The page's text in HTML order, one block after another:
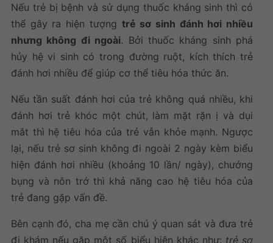
Nếu trẻ bị bệnh và sử dụng thuốc kháng sinh thì có
thể gây ra hiện tượng trẻ sơ sinh đánh hơi nhiều
nhưng không đi ngoài. Bởi thuốc kháng sinh phá
hủy hệ vi sinh có trong đường ruột, kích thích trẻ
đánh hơi nhiều để giúp cơ thể tiêu hóa thức ăn.
Nếu tần suất đánh hơi của trẻ không quá nhiều, khi
đánh hơi trẻ khóc một chút, làm mặt rặn ị và dụi
mắt thì hệ tiêu hóa của trẻ vẫn khỏe mạnh. Ngược
lại, nếu trẻ sơ sinh không đi ngoài 2 ngày kèm biểu
hiện đánh hơi nhiều (khoảng 10 lần/ ngày), chướng
bụng và nôn trớ thì khả năng cao hệ tiêu hóa của
trẻ đang gặp vấn đề.
Bên cạnh đó, cha mẹ cần chú ý quan sát và đưa trẻ
đi khám nếu gặp một số biểu hiện khác như: trẻ sơ